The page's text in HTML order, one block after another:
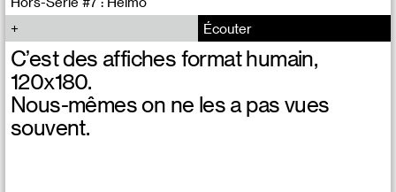
Écouter
C’est des affiches format humain,
120x180.
Nous-mêmes on ne les a pas vues
souvent.